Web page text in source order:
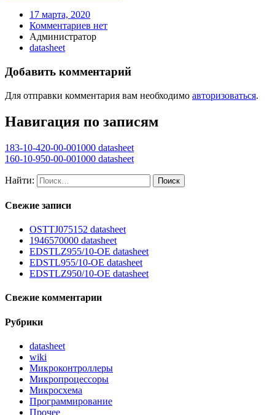
17 марта, 2020
Комментариев нет
Администратор
datasheet
Добавить комментарий
Для отправки комментария вам необходимо авторизоваться.
Навигация по записям
183-10-420-00-001000 datasheet
160-10-950-00-001000 datasheet
Найти:
Свежие записи
OSTTJ075152 datasheet
1946570000 datasheet
EDSTLZ955/10-OE datasheet
EDSTL955/10-OE datasheet
EDSTLZ950/10-OE datasheet
Свежие комментарии
Рубрики
datasheet
wiki
Микроконтроллеры
Микропроцессоры
Микросхема
Программирование
Прочее